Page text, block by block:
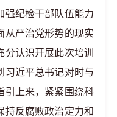
纪检干部队伍能力
从严治党形势的现实
认识开展此次培训
习近平总书记对时与
引上来，紧紧围绕科
持反腐败政治定力和